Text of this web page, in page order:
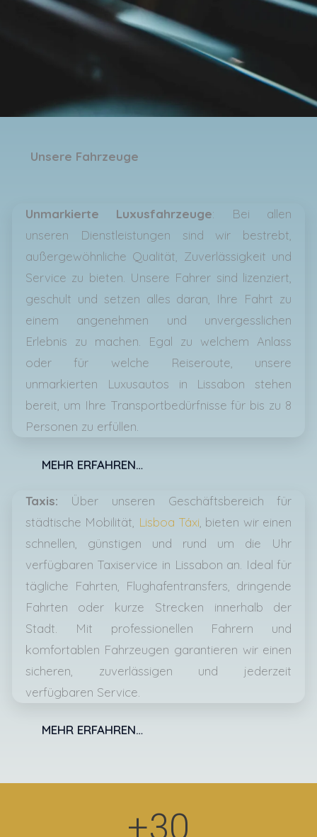
Unsere Fahrzeuge
Unmarkierte Luxusfahrzeuge: Bei allen
unseren Dienstleistungen sind wir bestrebt,
außergewöhnliche Qualität, Zuverlässigkeit und
Service zu bieten. Unsere Fahrer sind lizenziert,
geschult und setzen alles daran, Ihre Fahrt zu
einem angenehmen und unvergesslichen
Erlebnis zu machen. Egal zu welchem ​​Anlass
oder für welche Reiseroute, unsere
unmarkierten Luxusautos in Lissabon stehen
bereit, um Ihre Transportbedürfnisse für bis zu 8
Personen zu erfüllen.
MEHR ERFAHREN…
Taxis: Über unseren Geschäftsbereich für
städtische Mobilität, Lisboa Táxi , bieten wir einen
schnellen, günstigen und rund um die Uhr
verfügbaren Taxiservice in Lissabon an. Ideal für
tägliche Fahrten, Flughafentransfers, dringende
Fahrten oder kurze Strecken innerhalb der
Stadt. Mit professionellen Fahrern und
komfortablen Fahrzeugen garantieren wir einen
sicheren, zuverlässigen und jederzeit
verfügbaren Service.
MEHR ERFAHREN…
+30